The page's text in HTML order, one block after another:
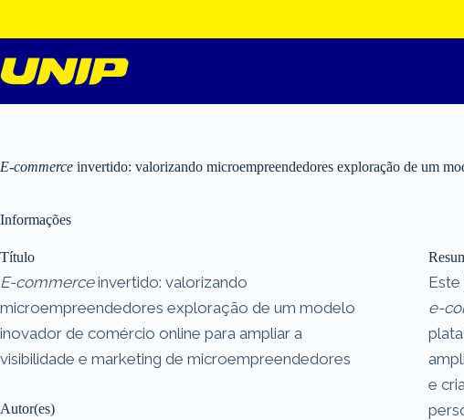
o
conteúdo
E-commerce invertido: valorizando microempreendedores exploração de um
Informações
Título
E-commerceinvertido: valorizando
microempreendedores exploração de um modelo
inovador de comércio online para ampliar a
visibilidade e marketing de microempreendedores
Autor(es)
e-
e